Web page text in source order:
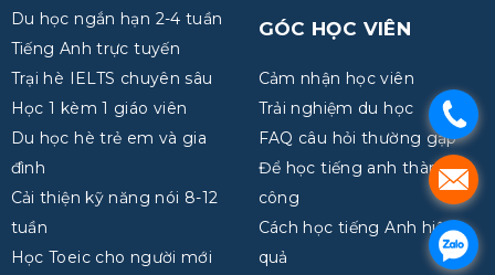
Du học ngắn hạn 2-4 tuần
Tiếng Anh trực tuyến
Trại hè IELTS chuyên sâu
Học 1 kèm 1 giáo viên
Du học hè trẻ em và gia
đình
Cải thiện kỹ năng nói 8-12
tuần
Học Toeic cho người mới
GÓC HỌC VIÊN
Cảm nhận học viên
Trải nghiệm du học
FAQ câu hỏi thường gặp
Để học tiếng anh thành
công
Cách học tiếng Anh hiệu
quả
.
.
.